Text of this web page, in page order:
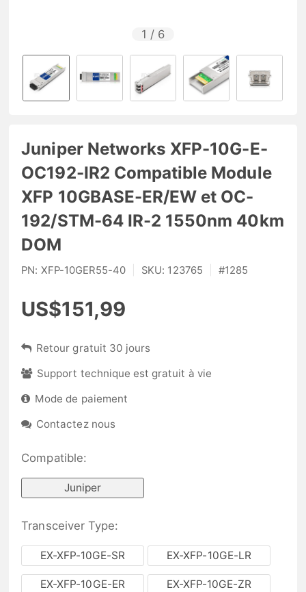
1 / 6
Juniper Networks XFP-10G-E-
OC192-IR2 Compatible Module
XFP 10GBASE-ER/EW et OC-
192/STM-64 IR-2 1550nm 40km
DOM
PN: XFP-10GER55-40 SKU: 123765 #1285
US$151,99
Retour gratuit 30 jours
Support technique est gratuit à vie
Mode de paiement
Contactez nous
Compatible:
Juniper
Transceiver Type:
EX-XFP-10GE-SR EX-XFP-10GE-LR
EX-XFP-10GE-ER EX-XFP-10GE-ZR